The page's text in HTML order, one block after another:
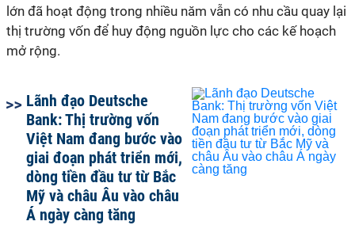
lớn đã hoạt động trong nhiều năm vẫn có nhu cầu quay lại
thị trường vốn để huy động nguồn lực cho các kế hoạch
mở rộng.
Lãnh đạo Deutsche
Bank: Thị trường vốn
Việt Nam đang bước vào
giai đoạn phát triển mới,
dòng tiền đầu tư từ Bắc
Mỹ và châu Âu vào châu
Á ngày càng tăng